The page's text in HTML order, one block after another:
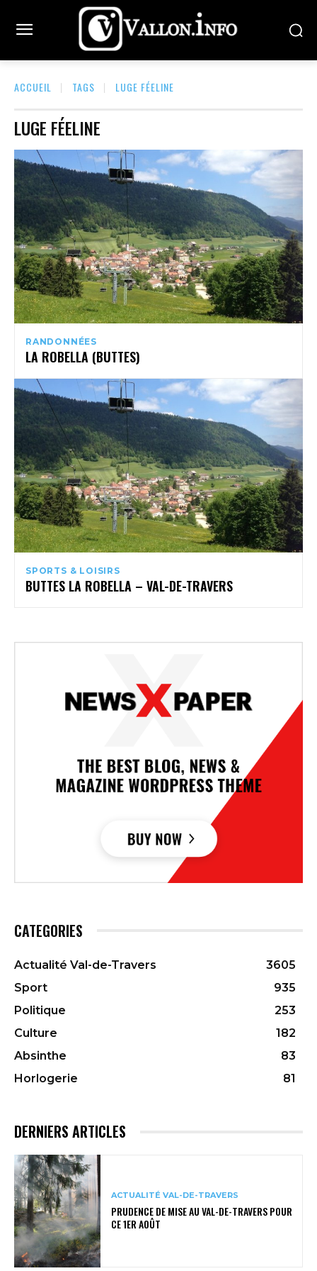
ACCUEIL TAGS LUGE FÉELINE
LUGE FÉELINE
RANDONNÉES
LA ROBELLA (BUTTES)
SPORTS & LOISIRS
BUTTES LA ROBELLA – VAL-DE-TRAVERS
CATEGORIES
Actualité Val-de-Travers
3605
Sport
935
Politique
253
Culture
182
Absinthe
83
Horlogerie
81
DERNIERS ARTICLES
ACTUALITÉ VAL-DE-TRAVERS
PRUDENCE DE MISE AU VAL-DE-TRAVERS POUR
CE 1ER AOÛT